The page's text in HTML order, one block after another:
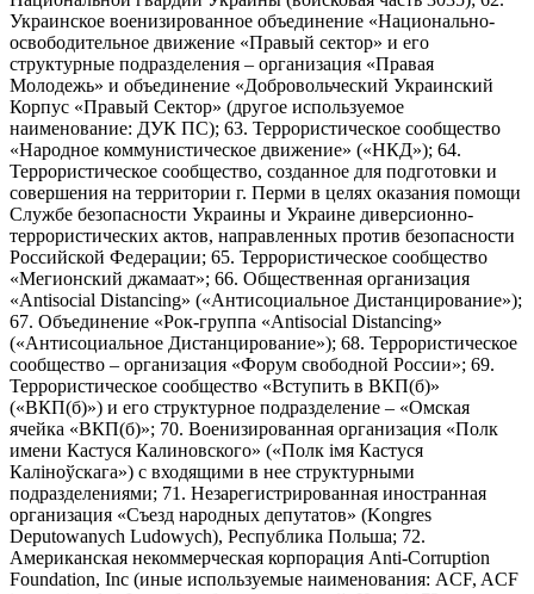
Украинское военизированное объединение «Национально-
освободительное движение «Правый сектор» и его
структурные подразделения – организация «Правая
Молодежь» и объединение «Добровольческий Украинский
Корпус «Правый Сектор» (другое используемое
наименование: ДУК ПС); 63. Террористическое сообщество
«Народное коммунистическое движение» («НКД»); 64.
Террористическое сообщество, созданное для подготовки и
совершения на территории г. Перми в целях оказания помощи
Службе безопасности Украины и Украине диверсионно-
террористических актов, направленных против безопасности
Российской Федерации; 65. Террористическое сообщество
«Мегионский джамаат»; 66. Общественная организация
«Antisocial Distancing» («Антисоциальное Дистанцирование»);
67. Объединение «Рок-группа «Antisocial Distancing»
(«Антисоциальное Дистанцирование»); 68. Террористическое
сообщество – организация «Форум свободной России»; 69.
Террористическое сообщество «Вступить в ВКП(б)»
(«ВКП(б)») и его структурное подразделение – «Омская
ячейка «ВКП(б)»; 70. Военизированная организация «Полк
имени Кастуся Калиновского» («Полк iмя Кастуся
Калiноўскага») с входящими в нее структурными
подразделениями; 71. Незарегистрированная иностранная
организация «Съезд народных депутатов» (Kongres
Deputowanych Ludowych), Республика Польша; 72.
Американская некоммерческая корпорация Anti-Corruption
Foundation, Inc (иные используемые наименования: ACF, ACF